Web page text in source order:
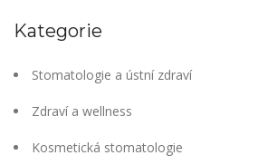
Kategorie
Stomatologie a ústní zdraví
Zdraví a wellness
Kosmetická stomatologie